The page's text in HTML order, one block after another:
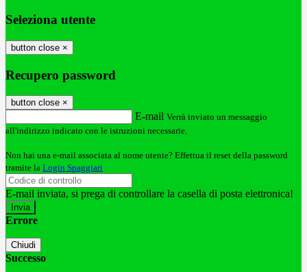
Seleziona utente
button close ×
Recupero password
button close ×
E-mail Verrà inviato un messaggio
all'indirizzo indicato con le istruzioni necessarie.
Non hai una e-mail associata al nome utente? Effettua il reset della password
tramite la Login Spaggiari
E-mail inviata, si prega di controllare la casella di posta elettronica!
Errore
Chiudi
Successo